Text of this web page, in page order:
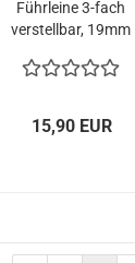
Führleine 3-fach
verstellbar, 19mm
15,90 EUR